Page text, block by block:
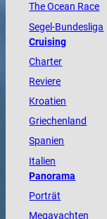
TheOcean Race
Segel-Bundesliga
Cruising
Charter
Reviere
Kroatien
Griechenland
Spanien
Italien
Panorama
Porträt
Megayachten